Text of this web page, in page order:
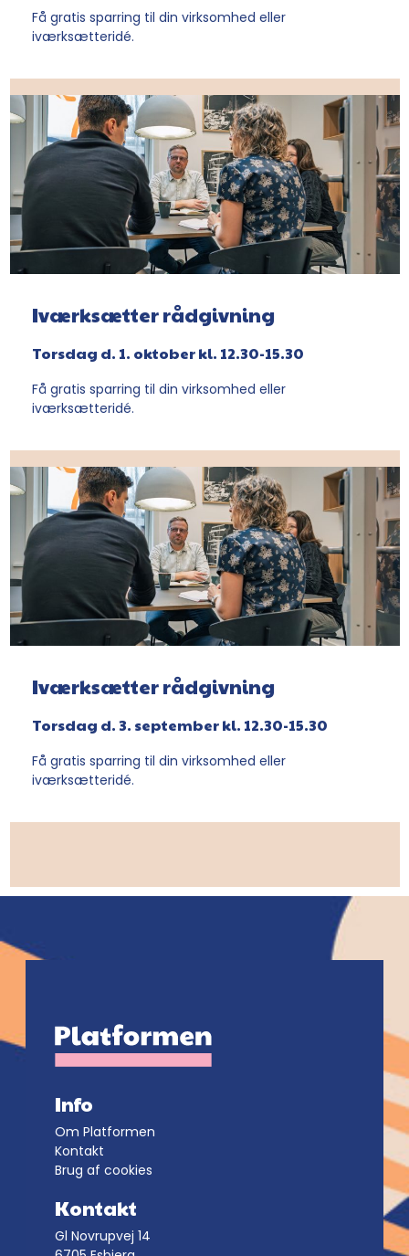
Få gratis sparring til din virksomhed eller
iværksætteridé.
Iværksætter rådgivning
Torsdag d. 1. oktober kl. 12.30-15.30
Få gratis sparring til din virksomhed eller
iværksætteridé.
Iværksætter rådgivning
Torsdag d. 3. september kl. 12.30-15.30
Få gratis sparring til din virksomhed eller
iværksætteridé.
Info
Om Platformen
Kontakt
Brug af cookies
Kontakt
Gl Novrupvej 14